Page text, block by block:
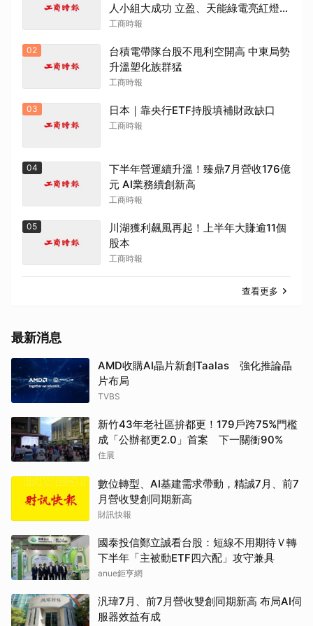
人小組大成功 立盈、天能綠電亮紅燈鎖
死
工商時報
02
台積電帶隊台股不甩利空開高 中東局勢
升溫塑化族群猛
工商時報
03 日本｜靠央行ETF持股填補財政缺口
工商時報
04
下半年營運續升溫！臻鼎7月營收176億
元 AI業務續創新高
工商時報
05
川湖獲利飆風再起！上半年大賺逾11個
股本
工商時報
查看更多
最新消息
AMD收購AI晶片新創Taalas 強化推論晶
片布局
TVBS
新竹43年老社區拚都更！179戶跨75%門檻
成「公辦都更2.0」首案 下一關衝90%
住展
數位轉型、AI基建需求帶動，精誠7月、前7
月營收雙創同期新高
財訊快報
國泰投信鄭立誠看台股：短線不用期待Ｖ轉
下半年「主被動ETF四六配」攻守兼具
anue鉅亨網
汎瑋7月、前7月營收雙創同期新高 布局AI伺
服器效益有成